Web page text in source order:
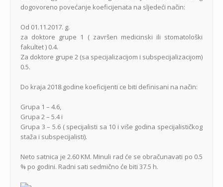
dogovoreno povećanje koeficijenata na sljedeći način:
Od 01.11.2017. g.
za doktore grupe 1 ( završen medicinski ili stomatološki
fakultet ) 0.4.
Za doktore grupe 2 (sa specijalizacijom i subspecijalizacijom)
0.5.
Do kraja 2018.godine koeficijenti ce biti definisani na način:
Grupa 1 – 4.6,
Grupa 2 – 5.4 i
Grupa 3 – 5.6 ( specijalisti sa 10 i više godina specijalističkog
staža i subspecijalisti).
Neto satnica je 2.60 KM. Minuli rad će se obračunavati po 0.5
% po godini. Radni sati sedmično će biti 37.5 h.